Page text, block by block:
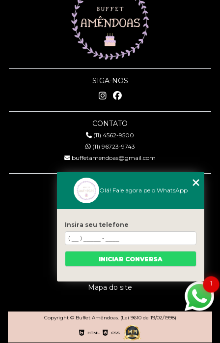
SIGA-NOS
CONTATO
(11) 4562-9500
(11) 96723-9743
buffetamendoas@gmail.com
MENU
Quem somos
Serviços
Eventos
Gastronomia
Contato
Mapa do site
Copyright © Buffet Amêndoas. (Lei 9610 de 19/02/1998)
HTML CSS
1
Olá! Fale agora pelo WhatsApp
Insira seu telefone
INICIAR CONVERSA